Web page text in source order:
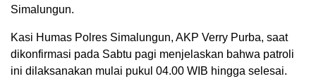
Simalungun.
Kasi Humas Polres Simalungun, AKP Verry Purba, saat
dikonfirmasi pada Sabtu pagi menjelaskan bahwa patroli
ini dilaksanakan mulai pukul 04.00 WIB hingga selesai.